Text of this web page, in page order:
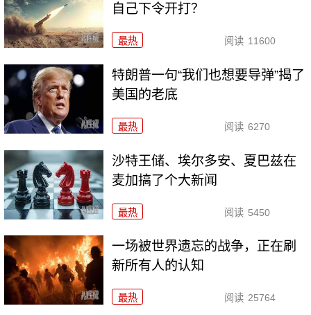
自己下令开打？
最热 阅读 11600
特朗普一句“我们也想要导弹”揭了
美国的老底
最热 阅读 6270
沙特王储、埃尔多安、夏巴兹在
麦加搞了个大新闻
最热 阅读 5450
一场被世界遗忘的战争，正在刷
新所有人的认知
最热 阅读 25764